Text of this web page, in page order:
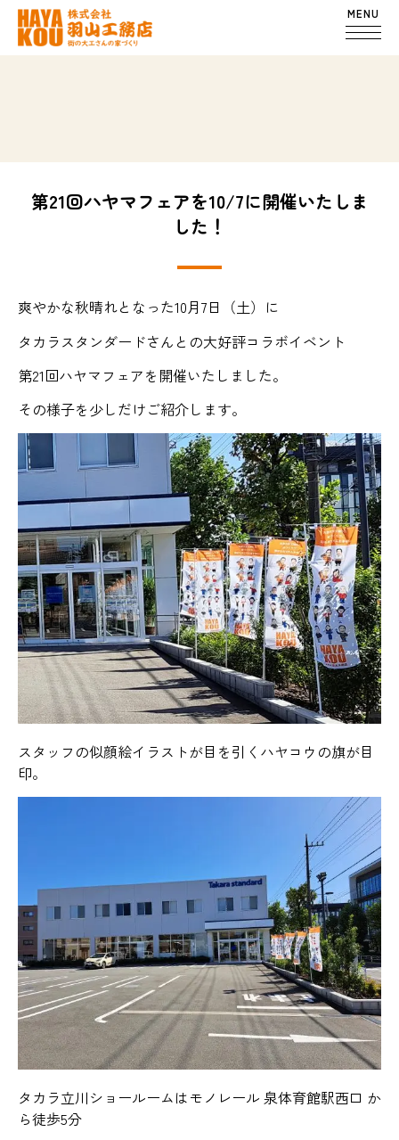
MENU
第21回ハヤマフェアを10/7に開催いたしま
した！
爽やかな秋晴れとなった10月7日（土）に
タカラスタンダードさんとの大好評コラボイベント
第21回ハヤマフェアを開催いたしました。
その様子を少しだけご紹介します。
スタッフの似顔絵イラストが目を引くハヤコウの旗が目
印。
タカラ立川ショールームはモノレール 泉体育館駅西口 か
ら徒歩5分